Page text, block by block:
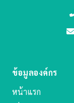
ข้อมูลองค์กร
หน้าแรก